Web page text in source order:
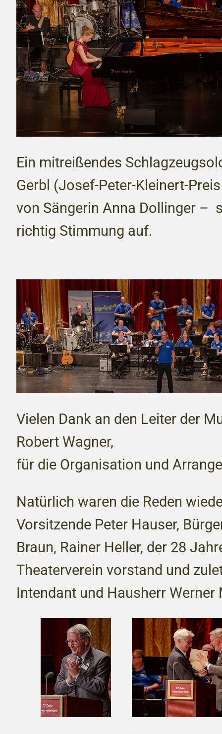
Ein mitreißendes
Gerbl (Josef-Peter-Kleinert-
von Sängerin Anna Dollinger –
richtig Stimmung auf.
Vielen Dank an den Leiter der
Robert Wagner,
für die Organisation und
Natürlich waren die Reden
Vorsitzende Peter Hauser,
Braun, Rainer Heller, der 28
Theaterverein vorstand und
Intendant und Hausherr Werner